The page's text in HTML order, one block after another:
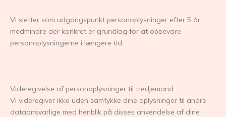
Vi sletter som udgangspunkt personoplysninger efter 5 år,
medmindre der konkret er grundlag for at opbevare
personoplysningerne i længere tid.
Videregivelse af personoplysninger til tredjemand
Vi videregiver ikke uden samtykke dine oplysninger til andre
dataansvarlige med henblik på disses anvendelse af dine